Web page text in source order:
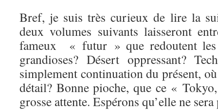
Bref, je suis très curieux de lire la
deux volumes suivants laisseront
fameux « futur » que redoutent les
grandioses? Désert oppressant?
simplement continuation du présent,
détail? Bonne pioche, que ce «
grosse attente. Espérons qu’elle ne sera